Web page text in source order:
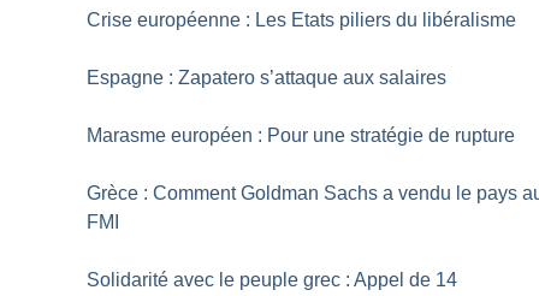
Crise européenne : Les Etats piliers du libéralisme
Espagne : Zapatero s’attaque aux salaires
Marasme européen : Pour une stratégie de rupture
Grèce : Comment Goldman Sachs a vendu le pays
FMI
Solidarité avec le peuple grec : Appel de 14